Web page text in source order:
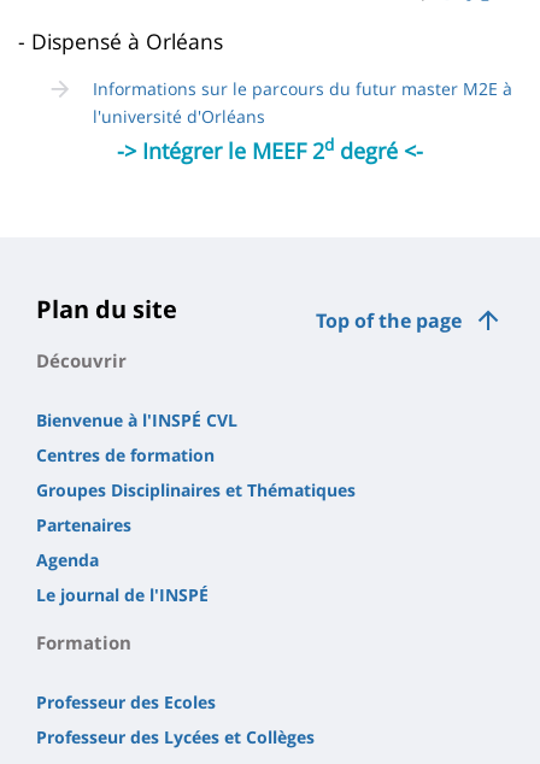
content
page
Contenu
de
- Dispensé à Orléans
Informations sur le parcours du futur master M2E à
l'université d'Orléans
-> Intégrer le MEEF 2d degré <-
Top of the page
Plan du site
Découvrir
Bienvenue à l'INSPÉ CVL
Centres de formation
Groupes Disciplinaires et Thématiques
Partenaires
Agenda
Le journal de l'INSPÉ
Formation
Professeur des Ecoles
Professeur des Lycées et Collèges